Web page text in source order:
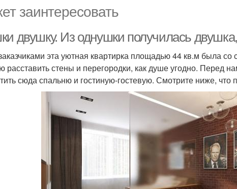
заинтересовать
двушку. Из однушки получилась
эта уютная квартирка площадью 44 кв.м была
расставить стены и перегородки, как душе угодно. Перед
сюда спальню и гостиную-гостевую. Смотрите ниже, что